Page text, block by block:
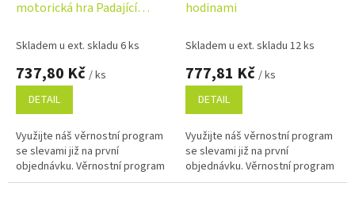
motorická hra Padající
Skladem u ext. skladu 6 ks
737,80 Kč / ks
DETAIL
Využijte náš věrnostní program
se slevami již na první
objednávku. Věrnostní program
hodinami
Skladem u ext. skladu 12 ks
777,81 Kč / ks
DETAIL
Využijte náš věrnostní program
se slevami již na první
objednávku. Věrnostní program